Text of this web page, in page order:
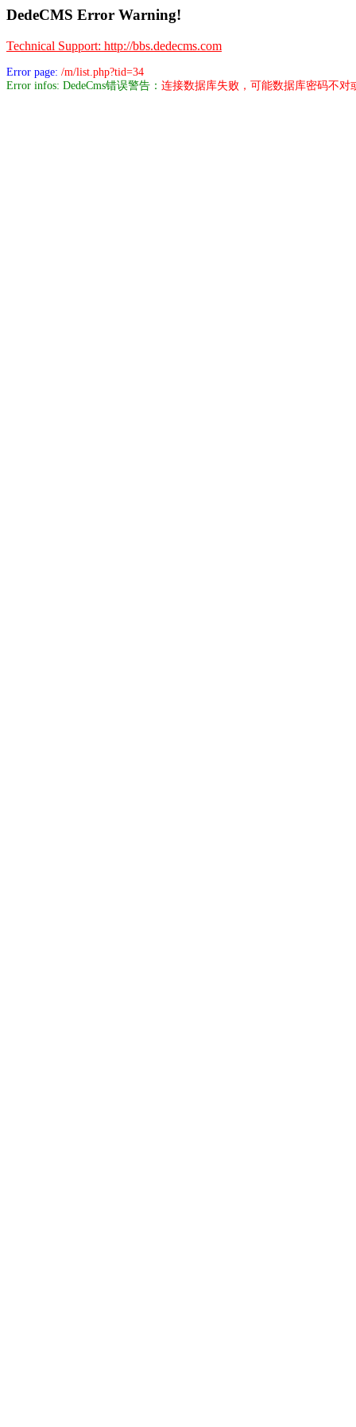
DedeCMS Error Warning!
Technical Support: http://bbs.dedecms.com
Error page: /m/list.php?tid=34
Error infos: DedeCms错误警告： 连接数据库失败，可能数据库密码不对